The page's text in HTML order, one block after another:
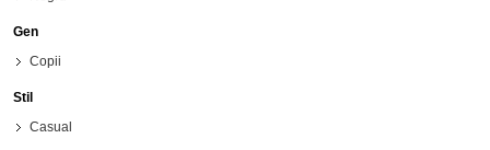
Gen
Copii
Stil
Casual